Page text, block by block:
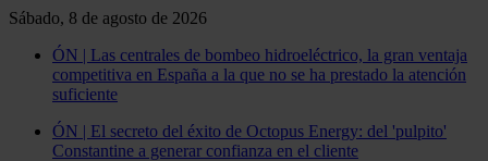
Sábado, 8 de agosto de 2026
ÓN | Las centrales de bombeo hidroeléctrico, la gran ventaja
competitiva en España a la que no se ha prestado la atención
suficiente
ÓN | El secreto del éxito de Octopus Energy: del 'pulpito'
Constantine a generar confianza en el cliente